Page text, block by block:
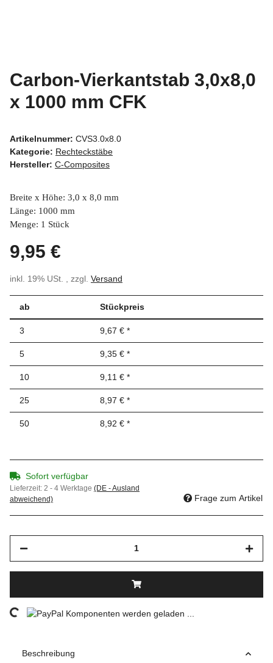
Carbon-Vierkantstab 3,0x8,0
x 1000 mm CFK
Artikelnummer: CVS3.0x8.0
Kategorie: Rechteckstäbe
Hersteller: C-Composites
Breite x Höhe: 3,0 x 8,0 mm
Länge: 1000 mm
Menge: 1 Stück
9,95 €
inkl. 19% USt. , zzgl. Versand
ab Stückpreis
3 9,67 € *
5 9,35 € *
10 9,11 € *
25 8,97 € *
50 8,92 € *
Sofort verfügbar
Lieferzeit: 2 - 4 Werktage (DE - Ausland
abweichend)
Frage zum Artikel
Komponenten werden geladen ...
Beschreibung